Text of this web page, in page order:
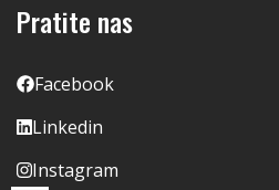
Pratite nas
Facebook
Linkedin
Instagram